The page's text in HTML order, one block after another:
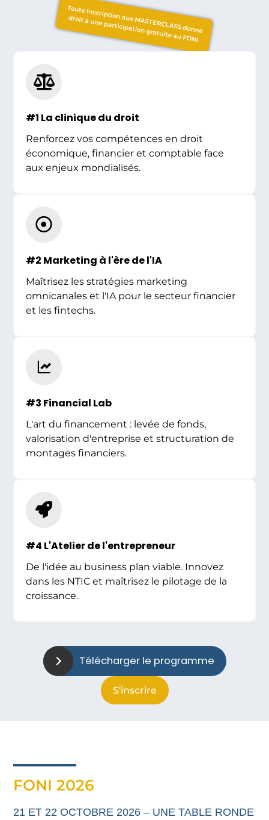
Toute inscription aux MASTERCLASS donne
droit à une participation gratuite au FONI
#1 La clinique du droit
Renforcez vos compétences en droit
économique, financier et comptable face
aux enjeux mondialisés.
#2 Marketing à l'ère de l'IA
Maîtrisez les stratégies marketing
omnicanales et l'IA pour le secteur financier
et les fintechs.
#3 Financial Lab
L'art du financement : levée de fonds,
valorisation d'entreprise et structuration de
montages financiers.
#4 L'Atelier de l'entrepreneur
De l'idée au business plan viable. Innovez
dans les NTIC et maîtrisez le pilotage de la
croissance.
Télécharger le programme
S'inscrire
FONI 2026
21 ET 22 OCTOBRE 2026 – UNE TABLE RONDE